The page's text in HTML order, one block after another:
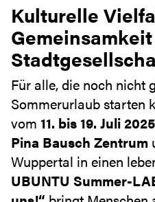
Kulturelle
Für alle, die noch nicht
Sommerurlaub starten
vom 11. bis 19. Juli 2025
Pina Bausch Zentrum
Wuppertal in einen
UBUNTU Summer-